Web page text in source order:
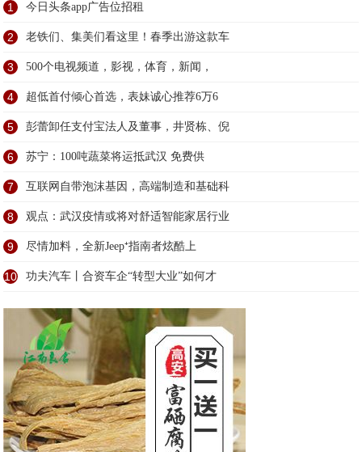
1 今日头条app广告位招租
2 老铁们、集美们看这里！春季出游这款车
3 500个电视频道，影视，体育，新闻，
4 超低首付倾心首选，表妹诚心推荐6万6
5 彭蕾卸任支付宝法人及董事，井贤栋、倪
6 苏宁：100吨蔬菜将运抵武汉 免费供
7 互联网自带泡沫基因，高端制造和基础科
8 观点：武汉疫情或将对舒适智能家居行业
9 尽情加料，全新Jeep⁺指南者炫酷上
10 功夫汽车丨合资车企“转型大业”如何才